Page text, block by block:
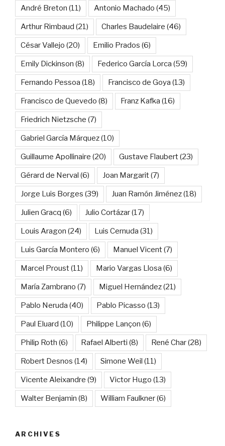
André Breton (11) Antonio Machado (45)
Arthur Rimbaud (21) Charles Baudelaire (46)
César Vallejo (20) Emilio Prados (6)
Emily Dickinson (8) Federico García Lorca (59)
Fernando Pessoa (18) Francisco de Goya (13)
Francisco de Quevedo (8) Franz Kafka (16)
Friedrich Nietzsche (7)
Gabriel García Márquez(10)
Guillaume Apollinaire (20) Gustave Flaubert(23)
Gérard de Nerval (6) Joan Margarit(7)
Jorge Luis Borges (39) Juan Ramón Jiménez(18)
Julien Gracq (6) Julio Cortázar(17)
Louis Aragon (24) Luis Cernuda (31)
Luis García Montero (6) Manuel Vicent(7)
Marcel Proust(11) Mario Vargas Llosa (6)
María Zambrano (7) Miguel Hernández(21)
Pablo Neruda (40) Pablo Picasso (13)
Paul Eluard (10) Philippe Lançon (6)
Philip Roth (6) Rafael Alberti (8) René Char(28)
Robert Desnos (14) Simone Weil (11)
Vicente Aleixandre (9) Victor Hugo (13)
Walter Benjamin (8) William Faulkner(6)
ARCHIVES